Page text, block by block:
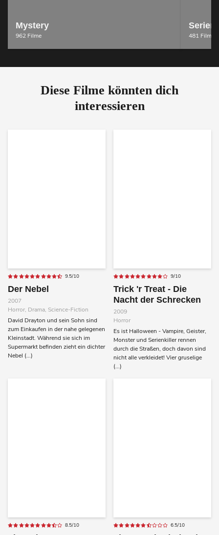
Mystery
962 Filme 481 Filme
Diese Filme könnten dich
interessieren
9.5/10
Der Nebel
2007
Horror, Drama, Science-Fiction
David Drayton und sein Sohn sind
zum Einkaufen in der nahe gelegenen
Kleinstadt. Während sie sich im
Supermarkt befinden zieht ein dichter
Nebel (...)
9/10
Trick 'r Treat - Die
Nacht der Schrecken
2009
Horror
Es ist Halloween - Vampire, Geister,
Monster und Serienkiller rennen
durch die Straßen, doch davon sind
nicht alle verkleidet! Vier gruselige
(...)
8.5/10 6.5/10